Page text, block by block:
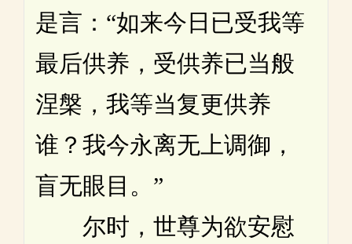
是言：“如来今日已受我等
最后供养，受供养已当般
涅槃，我等当复更供养
谁？我今永离无上调御，
盲无眼目。”
尔时，世尊为欲安慰